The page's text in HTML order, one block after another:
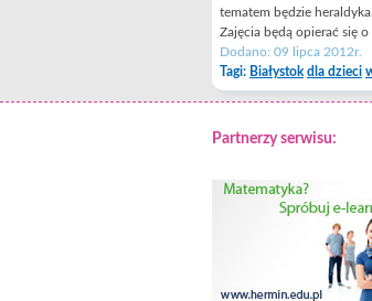
tematem będzie
Zajęcia będą opierać się
Dodano: 09 lipca 2012r.
Tagi: Białystok dla dzieci
Partnerzy serwisu: